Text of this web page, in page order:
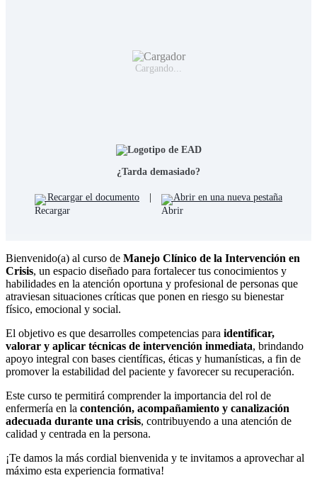
Cargando...
¿Tarda demasiado?
Recargar el documento Abrir en una nueva pestaña
Bienvenido(a) al curso de Manejo Clínico de la Intervención en
Crisis, un espacio diseñado para fortalecer tus conocimientos y
habilidades en la atención oportuna y profesional de personas que
atraviesan situaciones críticas que ponen en riesgo su bienestar
físico, emocional y social.
El objetivo es que desarrolles competencias para identificar,
valorar y aplicar técnicas de intervención inmediata, brindando
apoyo integral con bases científicas, éticas y humanísticas, a fin de
promover la estabilidad del paciente y favorecer su recuperación.
Este curso te permitirá comprender la importancia del rol de
enfermería en la contención, acompañamiento y canalización
adecuada durante una crisis, contribuyendo a una atención de
calidad y centrada en la persona.
¡Te damos la más cordial bienvenida y te invitamos a aprovechar al
máximo esta experiencia formativa!